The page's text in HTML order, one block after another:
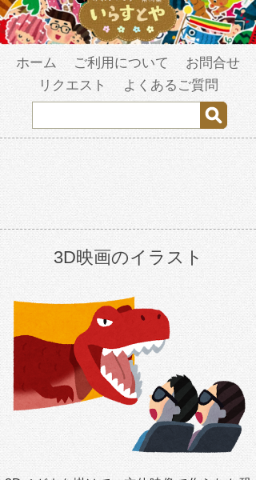
ホーム ご利用について
お問合せ
リクエスト
よくあるご質問
3D映画のイラスト